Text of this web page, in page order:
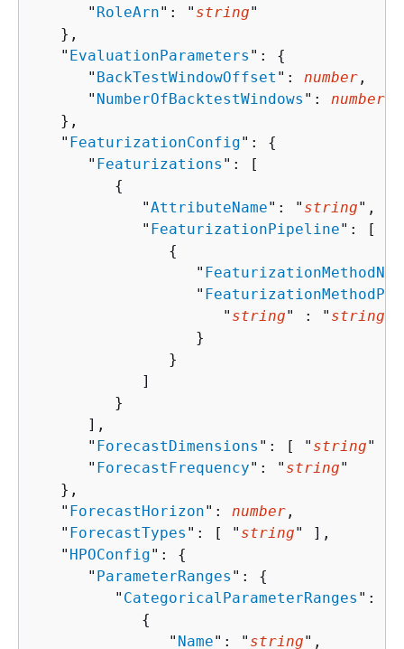
      "
RoleArn": " string"
   },
   "
EvaluationParameters ": {
      "
BackTestWindowOffset ": number ,
      "
NumberOfBacktestWindows ": number
   },
   "
FeaturizationConfig": {
      "
Featurizations ": [
{
            "
AttributeName": " string",
            "
FeaturizationPipeline": [
{
                  "
                  "
                     "
string" : " string
                  }
               }
            ]
         }
      ],
      "
ForecastDimensions ": [ " string" ],
      "
ForecastFrequency": " string"
   },
   "
ForecastHorizon": number ,
   "
ForecastTypes ": [ " string" ],
   "
HPOConfig": {
      "
ParameterRanges ": {
         "
CategoricalParameterRanges ": [
{
               "
Name": " string",